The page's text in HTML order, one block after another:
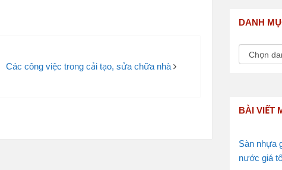
Các công việc trong cải tạo, sửa chữa nhà
DANH
BÀI VIẾT
Sàn nhựa
nước giá